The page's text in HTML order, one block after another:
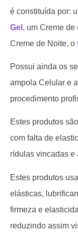
é constituída por:
Gel , um Creme de
Creme de Noite, o
Possui ainda os
ampola Celular e
procedimento
Estes produtos
com falta de
rídulas vincadas e
Estes produtos
elásticas,
firmeza e
reduzindo assim